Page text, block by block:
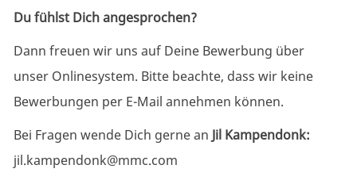
Du fühlst Dich angesprochen?
Dann freuen wir uns auf Deine Bewerbung über
unser Onlinesystem. Bitte beachte, dass wir keine
Bewerbungen per E-Mail annehmen können.
Bei Fragen wende Dich gerne an Jil Kampendonk:
jil.kampendonk@mmc.com